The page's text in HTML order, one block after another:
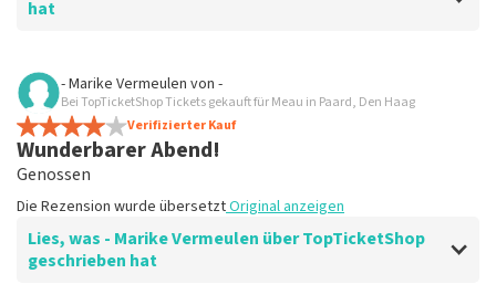
hat
Bewertung von Anoniem über
Schade, dass es existiert
Die Rezension wurde übersetzt
- Marike Vermeulen von -
Bei TopTicketShop Tickets gekauft für Meau in Paard, Den Haag
Verifizierter Kauf
Wunderbarer Abend!
Genossen
Die Rezension wurde übersetztOriginal anzeigen
Lies, was - Marike Vermeulen über TopTicketShop
geschrieben hat